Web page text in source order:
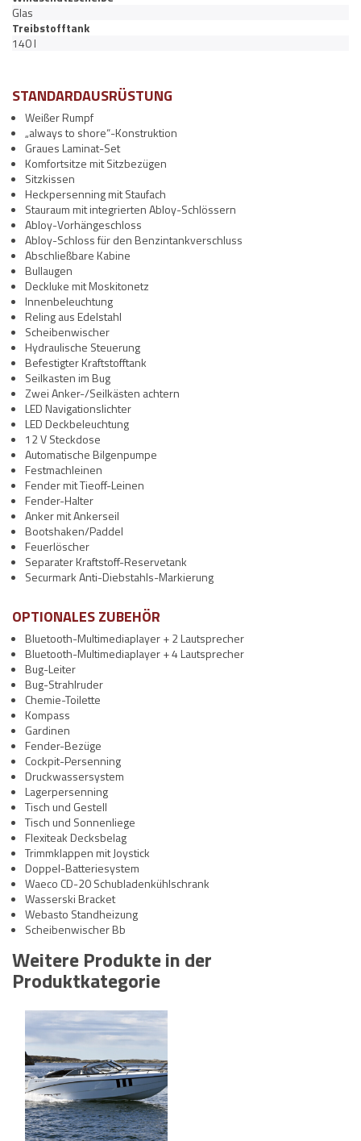
Glas
Treibstofftank
140 l
STANDARDAUSRÜSTUNG
Weißer Rumpf
„always to shore“-Konstruktion
Graues Laminat-Set
Komfortsitze mit Sitzbezügen
Sitzkissen
Heckpersenning mit Staufach
Stauraum mit integrierten Abloy-Schlössern
Abloy-Vorhängeschloss
Abloy-Schloss für den Benzintankverschluss
Abschließbare Kabine
Bullaugen
Deckluke mit Moskitonetz
Innenbeleuchtung
Reling aus Edelstahl
Scheibenwischer
Hydraulische Steuerung
Befestigter Kraftstofftank
Seilkasten im Bug
Zwei Anker-/Seilkästen achtern
LED Navigationslichter
LED Deckbeleuchtung
12 V Steckdose
Automatische Bilgenpumpe
Festmachleinen
Fender mit Tieoff-Leinen
Fender-Halter
Anker mit Ankerseil
Bootshaken/Paddel
Feuerlöscher
Separater Kraftstoff-Reservetank
Securmark Anti-Diebstahls-Markierung
OPTIONALES ZUBEHÖR
Bluetooth-Multimediaplayer + 2 Lautsprecher
Bluetooth-Multimediaplayer + 4 Lautsprecher
Bug-Leiter
Bug-Strahlruder
Chemie-Toilette
Kompass
Gardinen
Fender-Bezüge
Cockpit-Persenning
Druckwassersystem
Lagerpersenning
Tisch und Gestell
Tisch und Sonnenliege
Flexiteak Decksbelag
Trimmklappen mit Joystick
Doppel-Batteriesystem
Waeco CD-20 Schubladenkühlschrank
Wasserski Bracket
Webasto Standheizung
Scheibenwischer Bb
Weitere Produkte in der
Produktkategorie